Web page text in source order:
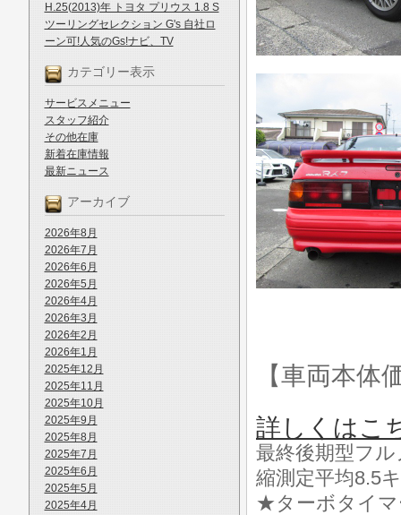
H.25(2013)年 トヨタ プリウス 1.8 S
ツーリングセレクション G's 自社ロ
ーン可!人気のGs!ナビ、TV
カテゴリー表示
サービスメニュー
スタッフ紹介
その他在庫
新着在庫情報
最新ニュース
アーカイブ
2026年8月
2026年7月
2026年6月
2026年5月
2026年4月
2026年3月
2026年2月
2026年1月
2025年12月
2025年11月
2025年10月
2025年9月
2025年8月
2025年7月
2025年6月
2025年5月
2025年4月
【車両本体
詳しくはこ
最終後期型フ
縮測定平均8.5
★ターボタイ